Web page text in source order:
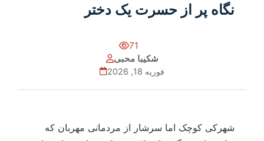
نگاه پر از حسرت یک دختر
71
شکیبا محبی
فوریه 18, 2026
شهرکی کوچک اما سرشار از مردمانی مهربان که